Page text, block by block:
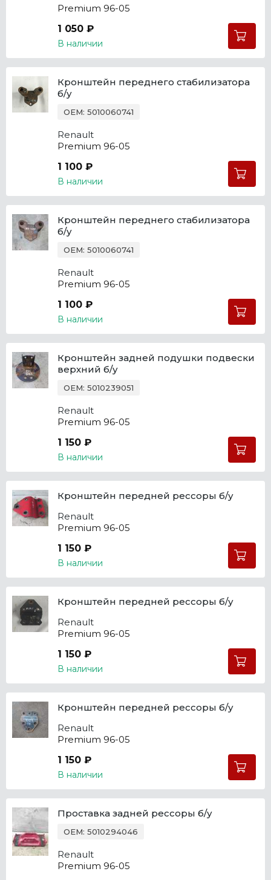
Premium 96-05
1 050 ₽
В наличии
Кронштейн переднего стабилизатора
б/у
OEM: 5010060741
Renault
Premium 96-05
1 100 ₽
В наличии
Кронштейн переднего стабилизатора
б/у
OEM: 5010060741
Renault
Premium 96-05
1 100 ₽
В наличии
Кронштейн задней подушки подвески
верхний б/у
OEM: 5010239051
Renault
Premium 96-05
1 150 ₽
В наличии
Кронштейн передней рессоры б/у
Renault
Premium 96-05
1 150 ₽
В наличии
Кронштейн передней рессоры б/у
Renault
Premium 96-05
1 150 ₽
В наличии
Кронштейн передней рессоры б/у
Renault
Premium 96-05
1 150 ₽
В наличии
Проставка задней рессоры б/у
OEM: 5010294046
Renault
Premium 96-05